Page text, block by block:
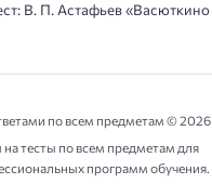
В. П. Астафьев «Васюткино
по всем предметам ©2026
тесты по всем предметам для
программ обучения.